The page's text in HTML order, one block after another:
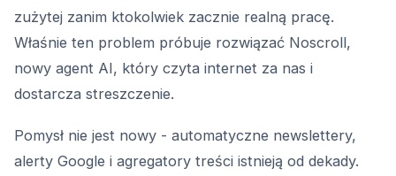
zużytej zanim ktokolwiek zacznie realną pracę.
Właśnie ten problem próbuje rozwiązać Noscroll,
nowy agent AI, który czyta internet za nas i
dostarcza streszczenie.
Pomysł nie jest nowy - automatyczne newslettery,
alerty Google i agregatory treści istnieją od dekady.